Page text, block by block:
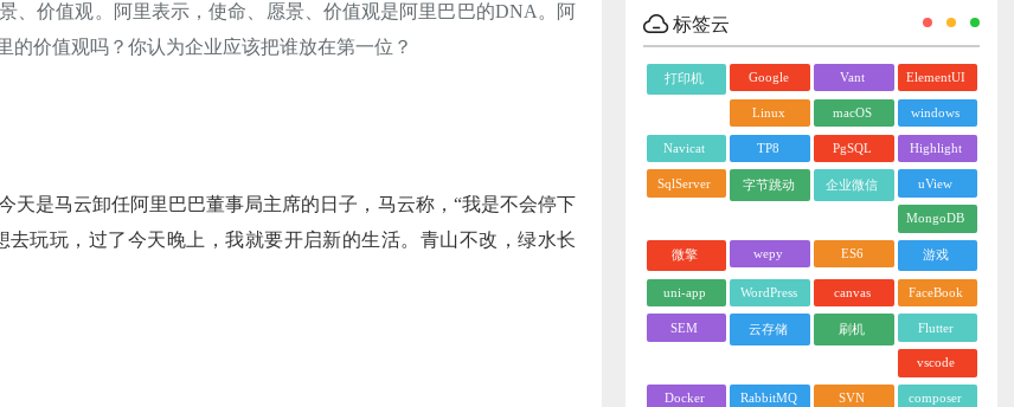
、价值观。阿里表示，使命、愿景、价值观是阿里巴巴的DNA。阿
价值观吗？你认为企业应该把谁放在第一位？
天是马云卸任阿里巴巴董事局主席的日子，马云称，“我是不会停下
玩玩，过了今天晚上，我就要开启新的生活。青山不改，绿水长
标签云
打印机 Google Vant ElementUI
Linux macOS windows
Navicat TP8 PgSQL Highlight
SqlServer 字节跳动 企业微信 uView
MongoDB
微擎 wepy ES6 游戏
uni-app WordPress canvas FaceBook
SEM 云存储 刷机 Flutter
vscode
Docker RabbitMQ SVN composer